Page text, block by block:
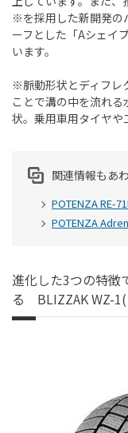
※を採用した新開発の
ーフとした「Aシェイ
います。
※脈動形状とディフレ
ことで溝の中を流れ
状。乗用車用タイヤや
関連情報もあ
POTENZA RE-
POTENZA
進化した3つの特徴
る BLIZZAK WZ-